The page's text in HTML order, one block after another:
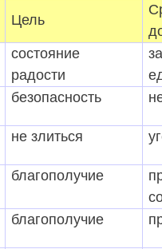
Цель
состояние
радости
безопасность
не злиться
благополучие
благополучие